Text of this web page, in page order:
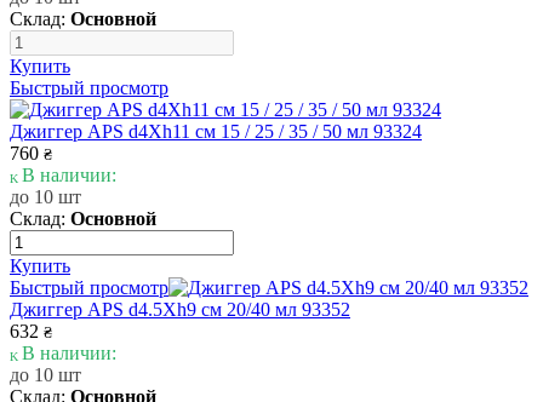
Склад: Основной
Купить
Быстрый просмотр
Джиггер APS d4Xh11 см 15 / 25 / 35 / 50 мл 93324
760 ₴
В наличии:
до 10 шт
Склад: Основной
Купить
Быстрый просмотр
Джиггер APS d4.5Xh9 см 20/40 мл 93352
632 ₴
В наличии:
до 10 шт
Склад: Основной